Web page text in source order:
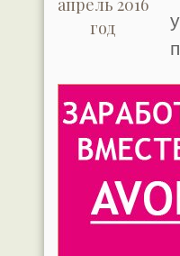
апрель 2016
год